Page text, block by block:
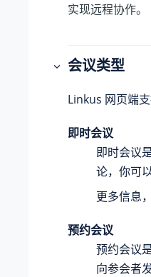
实现远程协作。
会议类型
Linkus 网页端
即时会议
即时会议
论，你可
更多信息
预约会议
预约会议
向参会者